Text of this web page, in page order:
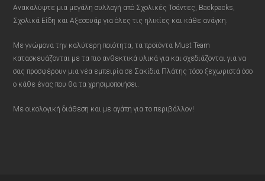
Ανακαλύψτε μια μεγάλη συλλογή από Σχολικές Τσάντες, Backpacks,
Σχολικά Είδη και Αξεσουάρ για όλες τις ηλικίες και κάθε ανάγκη.
Με γνώμονα την καλύτερη ποιότητα, τα προϊόντα Must Team
κατασκευάζονται με τα πιο ανθεκτικά υλικά για και σχεδιάζονται για να
σας προσφέρουν μια νέα εμπειρία σε Σακίδια Πλάτης τόσο ξεχωριστά όσο
ο κάθε ένας που θα τα χρησιμοποιήσει.
Με οικολογική διάθεση και με αγάπη για το περιβάλλον!